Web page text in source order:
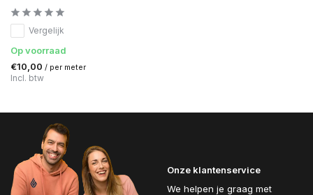
Vergelijk
Op voorraad
€10,00 / per meter
Incl. btw
Onze klantenservice
We helpen je graag met